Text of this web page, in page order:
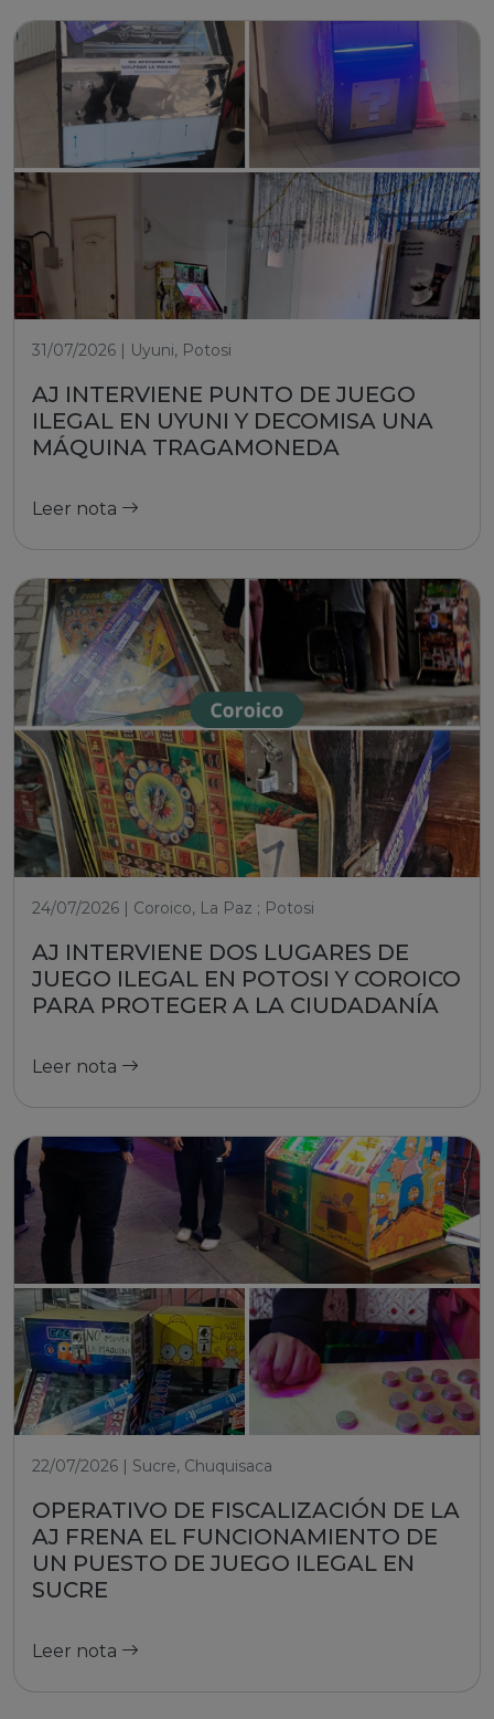
31/07/2026 | Uyuni, Potosi
AJ INTERVIENE PUNTO DE JUEGO
ILEGAL EN UYUNI Y DECOMISA UNA
MÁQUINA TRAGAMONEDA
Leer nota
24/07/2026 | Coroico, La Paz ; Potosi
AJ INTERVIENE DOS LUGARES DE
JUEGO ILEGAL EN POTOSI Y COROICO
PARA PROTEGER A LA CIUDADANÍA
Leer nota
22/07/2026 | Sucre, Chuquisaca
OPERATIVO DE FISCALIZACIÓN DE LA
AJ FRENA EL FUNCIONAMIENTO DE
UN PUESTO DE JUEGO ILEGAL EN
SUCRE
Leer nota